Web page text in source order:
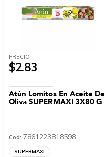
PRECIO
$2.83
Atún Lomitos En Aceite De
Oliva SUPERMAXI 3X80 G
Cod: 7861223818598
SUPERMAXI